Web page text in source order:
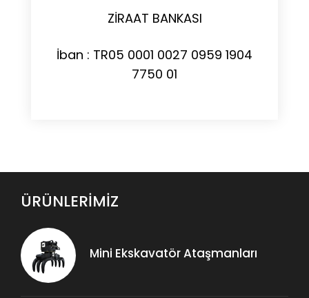
ZİRAAT BANKASI
İban : TR05 0001 0027 0959 1904
7750 01
ÜRÜNLERİMİZ
Mini Ekskavatör Ataşmanları